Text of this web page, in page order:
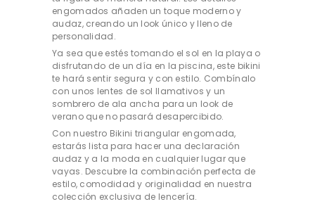
engomados añaden un toque moderno y
audaz, creando un look único y lleno de
personalidad.
Ya sea que estés tomando el sol en la playa o
disfrutando de un día en la piscina, este bikini
te hará sentir segura y con estilo. Combínalo
con unos lentes de sol llamativos y un
sombrero de ala ancha para un look de
verano que no pasará desapercibido.
Con nuestro Bikini triangular engomada,
estarás lista para hacer una declaración
audaz y a la moda en cualquier lugar que
vayas. Descubre la combinación perfecta de
estilo, comodidad y originalidad en nuestra
colección exclusiva de lencería.